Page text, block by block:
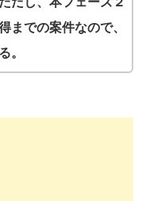
までの案件なので、
。